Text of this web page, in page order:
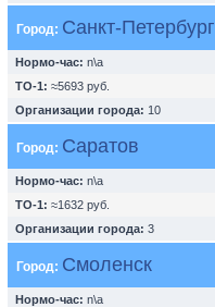
Город: Санкт-Петербург
Нормо-час: n\a
ТО-1: ≈5693 руб.
Организации города: 10
Город: Саратов
Нормо-час: n\a
ТО-1: ≈1632 руб.
Организации города: 3
Город: Смоленск
Нормо-час: n\a